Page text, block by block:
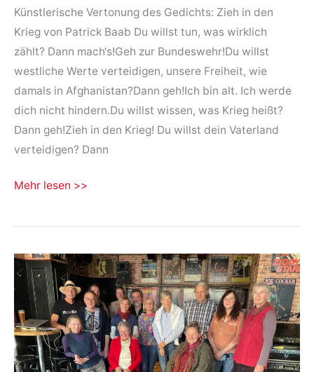
Künstlerische Vertonung des Gedichts: Zieh in den
Krieg von Patrick Baab Du willst tun, was wirklich
zählt? Dann mach‘s!Geh zur Bundeswehr!Du willst
westliche Werte verteidigen, unsere Freiheit, wie
damals in Afghanistan?Dann geh!Ich bin alt. Ich werde
dich nicht hindern.Du willst wissen, was Krieg heißt?
Dann geh!Zieh in den Krieg! Du willst dein Vaterland
verteidigen? Dann
Geh
in
Krieg!
Mehr lesen >>